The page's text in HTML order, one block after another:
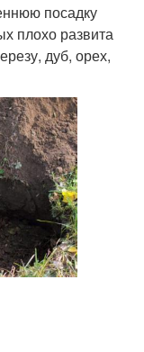
посадку
плохо развита
дуб, орех,